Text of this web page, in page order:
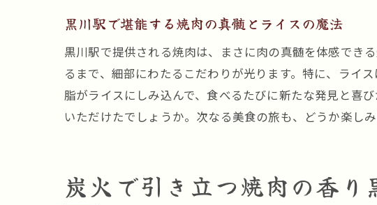
焼肉フ
黒川駅
焼肉の極上
黒川駅
極上の
極上の
黒川駅で堪能する焼肉の真髄とライスの魔法
黒川駅で提供される焼肉は、まさに肉の真髄を体感でき
るまで、細部にわたるこだわりが光ります。特に、ライ
脂がライスにしみ込んで、食べるたびに新たな発見と喜
いただけたでしょうか。次なる美食の旅も、どうか楽しみ
炭火で引き立つ焼肉の香り